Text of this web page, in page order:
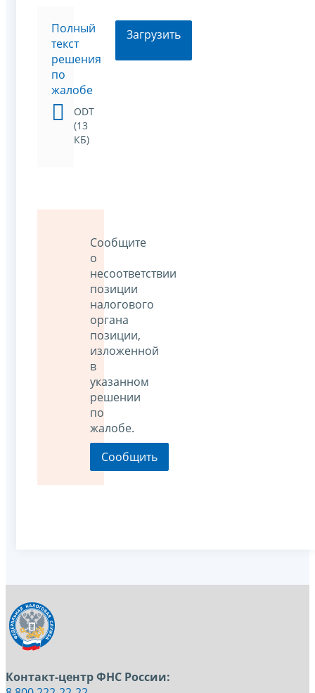
Полный
текст
решения
по
жалобе
ODT
(13
КБ)
Загрузить
Сообщите
о
несоответствии
позиции
налогового
органа
позиции,
изложенной
в
указанном
решении
по
жалобе.
Контакт-центр ФНС России: